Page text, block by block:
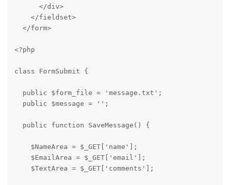
      </div>
    </fieldset>
  </form>
<?php
class FormSubmit {
  public $form_file = 'message.txt';
  public $message = '';
  public function SaveMessage() {
    $NameArea = $_GET['name'];
    $EmailArea = $_GET['email'];
    $TextArea = $_GET['comments'];